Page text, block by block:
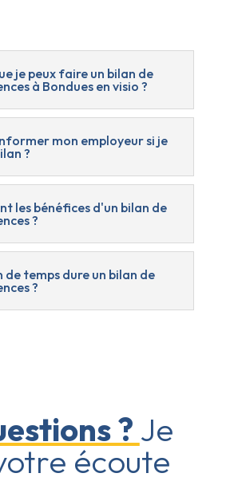
je peux faire un bilan de
à Bondues en visio ?
mon employeur si je
?
les bénéfices d'un bilan de
?
de temps dure un bilan de
?
? Je
écoute